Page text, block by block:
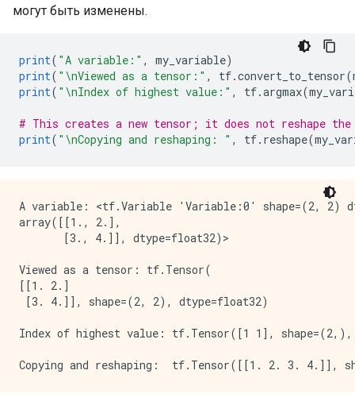
могут быть изменены.
print( "A variable:" , my_variable)
print( "\nViewed as a tensor:" , tf.convert_to_tensor(
print( "\nIndex of highest value:" , tf.argmax(
# This creates a new tensor; it does not reshape
print( "\nCopying and reshaping: " , tf. reshape(
A variable: <tf.Variable 'Variable:0' shape=(2, 2)
array([[1., 2.],
       [3., 4.]], dtype=float32)>
Viewed as a tensor: tf.Tensor(
[[1. 2.]
[3. 4.]], shape=(2, 2), dtype=float32)
Index of highest value: tf.Tensor([1 1], shape=(2,),